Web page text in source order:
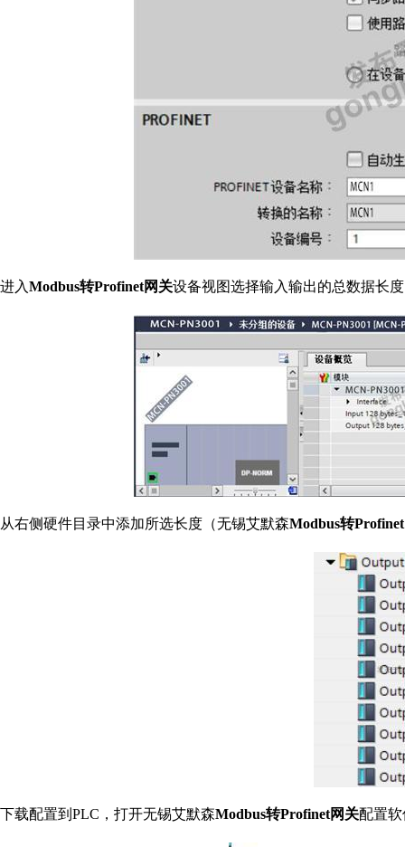
进入Modbus转Profinet网关设备视图选择输入输出的总数据长
从右侧硬件目录中添加所选长度（无锡艾默森Modbus转
下载配置到PLC，打开无锡艾默森Modbus转Profinet网关配置